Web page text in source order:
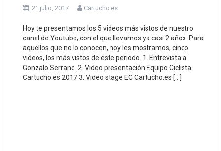
21 julio, 2017 Cartucho.es
Hoy te presentamos los 5 videos más vistos de nuestro
canal de Youtube, con el que llevamos ya casi 2 años. Para
aquellos que no lo conocen, hoy les mostramos, cinco
videos, los más vistos de este periodo. 1. Entrevista a
Gonzalo Serrano. 2. Video presentación Equipo Ciclista
Cartucho.es 2017 3. Video stage EC Cartucho.es […]